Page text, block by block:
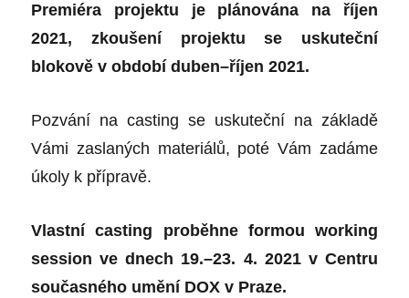
Premiéra projektu je plánována na říjen
2021, zkoušení projektu se uskuteční
blokově v období duben–říjen 2021.
Pozvání na casting se uskuteční na základě
Vámi zaslaných materiálů, poté Vám zadáme
úkoly k přípravě.
Vlastní casting proběhne formou working
session ve dnech 19.–23. 4. 2021 v Centru
současného umění DOX v Praze.